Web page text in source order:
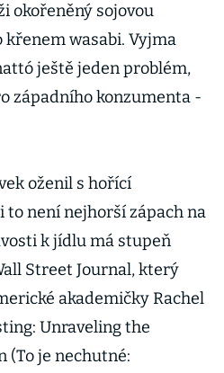
okořeněný sojovou
křenem wasabi. Vyjma
ještě jeden problém,
západního konzumenta -
oženil s hořící
to není nejhorší zápach na
k jídlu má stupeň
Street Journal, který
akademičky Rachel
Unraveling the
(To je nechutné: